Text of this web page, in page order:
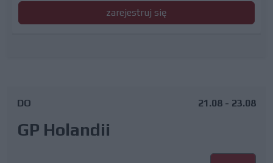
zarejestruj się
DO
GP Holandii
21.08 - 23.08